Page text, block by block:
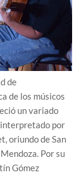
de
de los músicos
un variado
por
oriundo de San
Por su
Gómez